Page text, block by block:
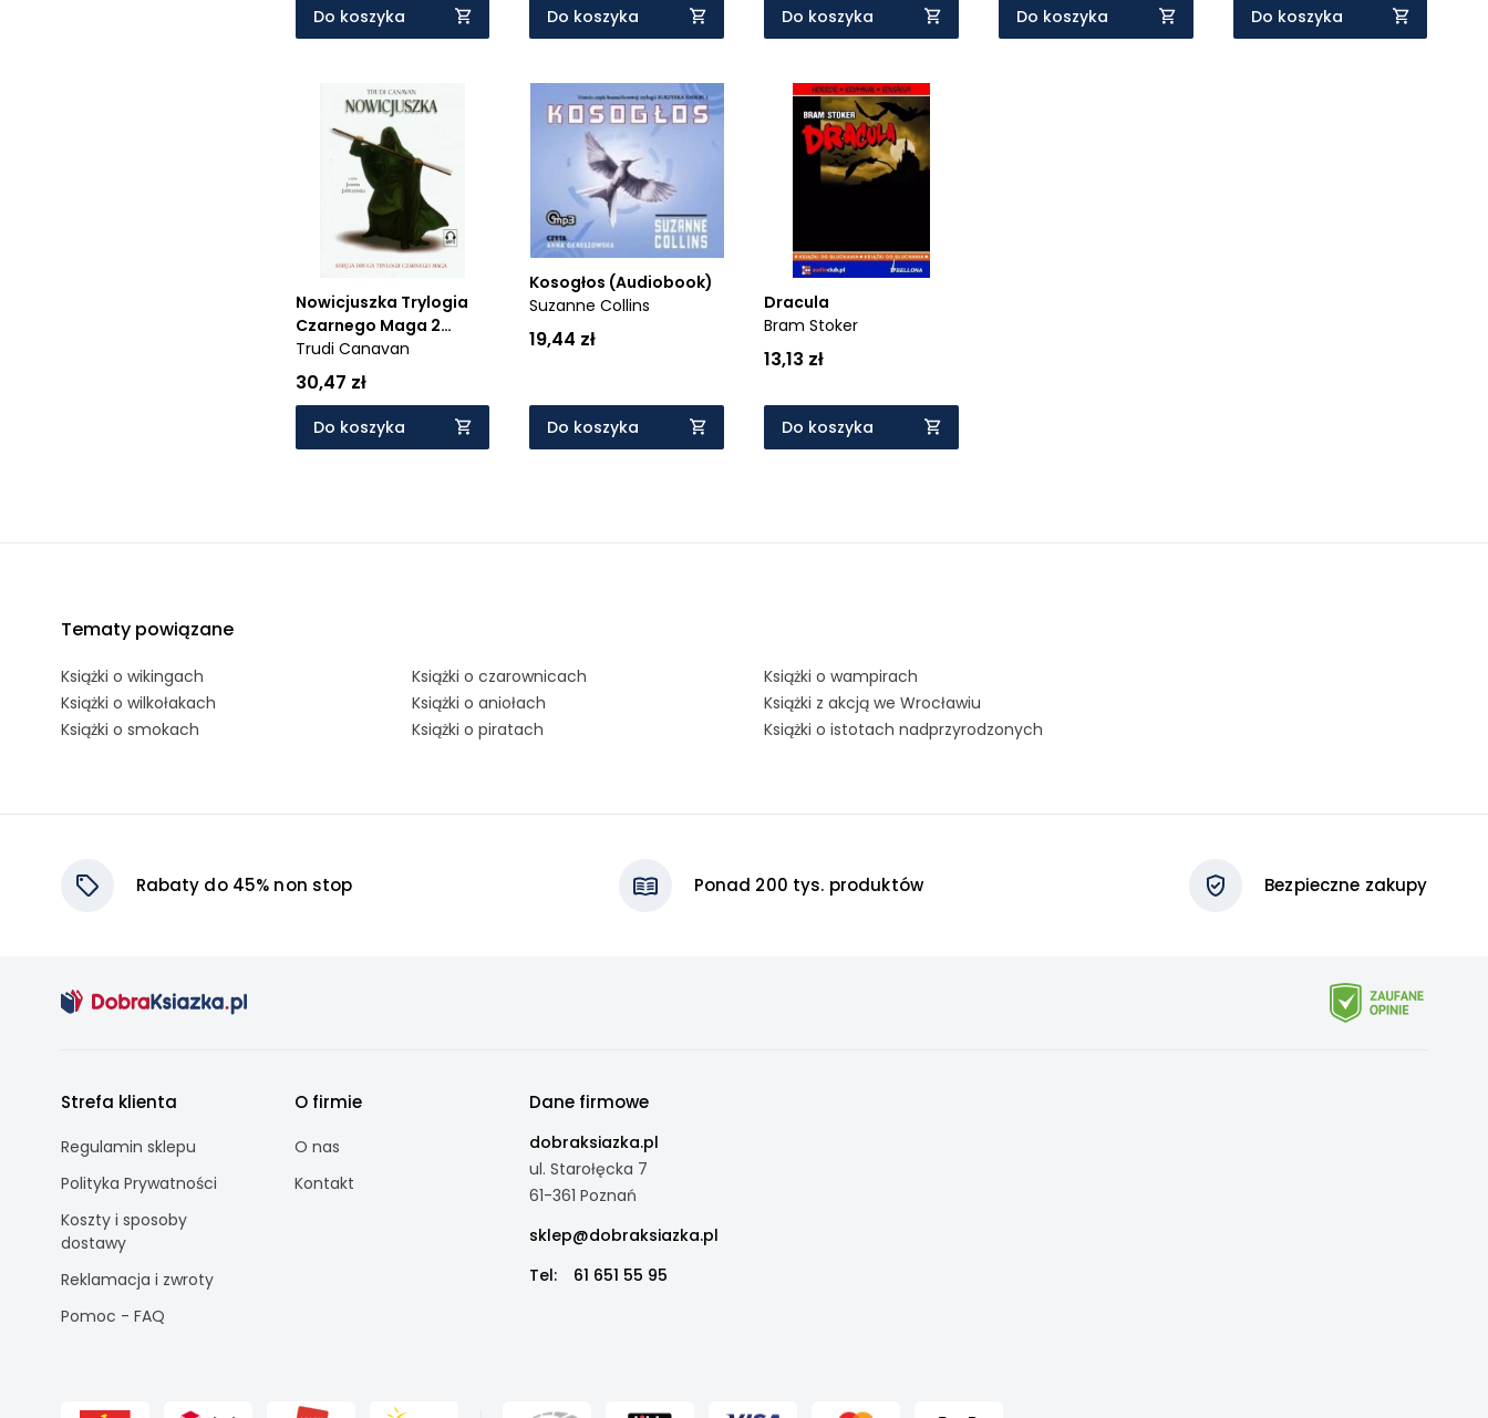
Do koszyka Do koszyka Do koszyka Do koszyka Do koszyka
Nowicjuszka Trylogia
Czarnego Maga 2
(Audiobook)
Trudi Canavan
30,47 zł
Do koszyka
Kosogłos (Audiobook)
Suzanne Collins
19,44 zł
Do koszyka
Dracula
Bram Stoker
13,13 zł
Do koszyka
Tematy powiązane
Książki o wikingach
Książki o wilkołakach
Książki o smokach
Książki o czarownicach
Książki o aniołach
Książki o piratach
Książki o wampirach
Książki z akcją we Wrocławiu
Książki o istotach nadprzyrodzonych
Rabaty do 45% non stop Ponad 200 tys. produktów Bezpieczne zakupy
Strefa klienta
Regulamin sklepu
Polityka Prywatności
Koszty i sposoby
dostawy
Reklamacja i zwroty
Pomoc - FAQ
O firmie
O nas
Kontakt
Dane firmowe
dobraksiazka.pl
ul. Starołęcka 7
61-361 Poznań
sklep@dobraksiazka.pl
Tel:
61 651 55 95